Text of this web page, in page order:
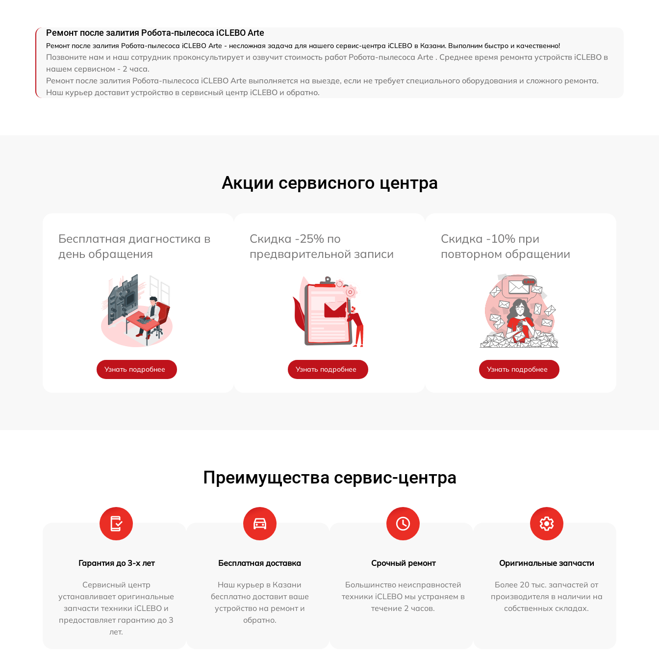
Ремонт после залития Робота-пылесоса iCLEBO Arte
Ремонт после залития Робота-пылесоса iCLEBO Arte - несложная задача для нашего сервис-центра iCLEBO в Казани. Выполним быстро и качественно!
Позвоните нам и наш сотрудник проконсультирует и озвучит стоимость работ Робота-пылесоса Arte . Среднее время ремонта устройств iCLEBO в
нашем сервисном - 2 часа.
Ремонт после залития Робота-пылесоса iCLEBO Arte выполняется на выезде, если не требует специального оборудования и сложного ремонта.
Наш курьер доставит устройство в сервисный центр iCLEBO и обратно.
Акции сервисного центра
Бесплатная диагностика в
день обращения
Узнать подробнее
Скидка -25% по
предварительной записи
Узнать подробнее
Скидка -10% при
повторном обращении
Узнать подробнее
Преимущества сервис-центра
Гарантия до 3-х лет
Сервисный центр
устанавливает оригинальные
запчасти техники iCLEBO и
предоставляет гарантию до 3
лет.
Бесплатная доставка
Наш курьер в Казани
бесплатно доставит ваше
устройство на ремонт и
обратно.
Срочный ремонт
Большинство неисправностей
техники iCLEBO мы устраняем в
течение 2 часов.
Оригинальные запчасти
Более 20 тыс. запчастей от
производителя в наличии на
собственных складах.